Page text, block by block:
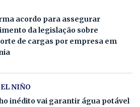
acordo para assegurar
da legislação sobre
de cargas por empresa em
EL NIÑO
inédito vai garantir água potável